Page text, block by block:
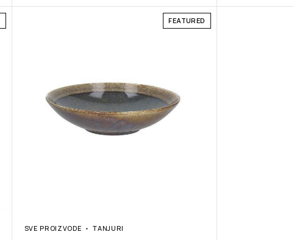
FEATURED
SVE PROIZVODE TANJURI